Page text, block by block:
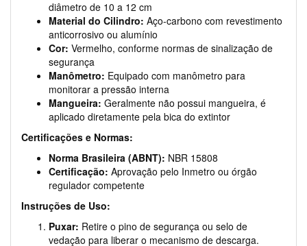
diâmetro de 10 a 12 cm
Material do Cilindro: Aço-carbono com revestimento
anticorrosivo ou alumínio
Cor: Vermelho, conforme normas de sinalização de
segurança
Manômetro: Equipado com manômetro para
monitorar a pressão interna
Mangueira: Geralmente não possui mangueira, é
aplicado diretamente pela bica do extintor
Certificações e Normas:
Norma Brasileira (ABNT): NBR 15808
Certificação: Aprovação pelo Inmetro ou órgão
regulador competente
Instruções de Uso:
Puxar: Retire o pino de segurança ou selo de
vedação para liberar o mecanismo de descarga.